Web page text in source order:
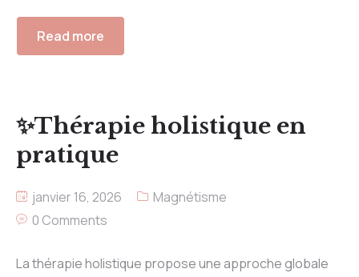
Read more
✨Thérapie holistique en
pratique
janvier 16, 2026
Magnétisme
0 Comments
La thérapie holistique propose une approche globale